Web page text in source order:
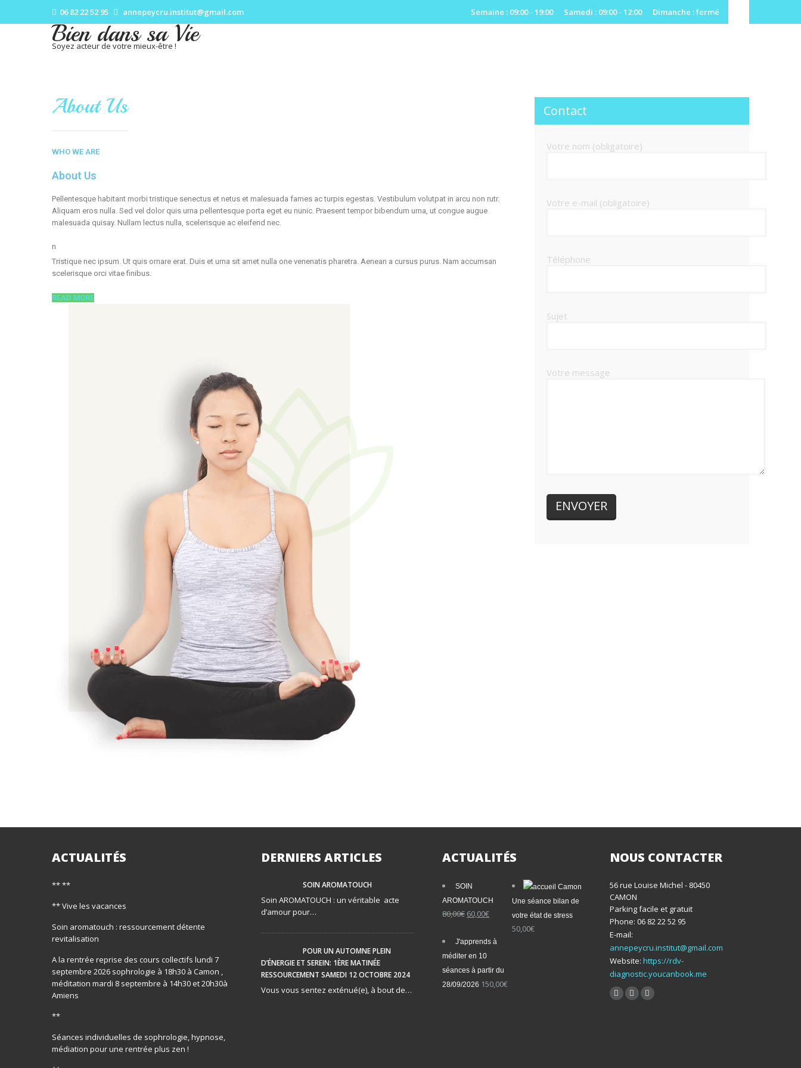
06 82 22 52 95 annepeycru.institut@gmail.com Semaine : 09:00 - 19:00 Samedi : 09:00 - 12:00 Dimanche : fermé
Bien dans sa Vie
Soyez acteur de votre mieux-être !
About Us
WHO WE ARE
About Us
Pellentesque habitant morbi tristique senectus et netus et malesuada fames ac turpis egestas. Vestibulum volutpat in arcu non rutr.
Aliquam eros nulla. Sed vel dolor quis urna pellentesque porta eget eu nunic. Praesent tempor bibendum urna, ut congue augue
malesuada quisay. Nullam lectus nulla, scelerisque ac eleifend nec.
n
Tristique nec ipsum. Ut quis ornare erat. Duis et urna sit amet nulla one venenatis pharetra. Aenean a cursus purus. Nam accumsan
scelerisque orci vitae finibus.
READ MORE
Contact
Votre nom (obligatoire)
Votre e-mail (obligatoire)
Téléphone
Sujet
Votre message
ACTUALITÉS
** **
** Vive les vacances
Soin aromatouch : ressourcement détente
revitalisation
A la rentrée reprise des cours collectifs lundi 7
septembre 2026 sophrologie à 18h30 à Camon ,
méditation mardi 8 septembre à 14h30 et 20h30à
Amiens
**
Séances individuelles de sophrologie, hypnose,
médiation pour une rentrée plus zen !
DERNIERS ARTICLES
SOIN AROMATOUCH
Soin AROMATOUCH : un véritable acte
d’amour pour…
POUR UN AUTOMNE PLEIN
D’ÉNERGIE ET SEREIN: 1ÈRE MATINÉE
RESSOURCEMENT SAMEDI 12 OCTOBRE 2024
Vous vous sentez exténué(e), à bout de…
ACTUALITÉS
SOIN
AROMATOUCH
80,00€ Le
initial
80,00€.
60,00€
actuel
Une séance bilan de
votre état de stress
50,00€
J'apprends à
méditer en 10
séances à partir du
28/09/2026 150,00€
NOUS CONTACTER
56 rue Louise Michel - 80450
CAMON
Parking facile et gratuit
Phone: 06 82 22 52 95
E-mail:
annepeycru.institut@gmail.com
Website: https://rdv-
diagnostic.youcanbook.me